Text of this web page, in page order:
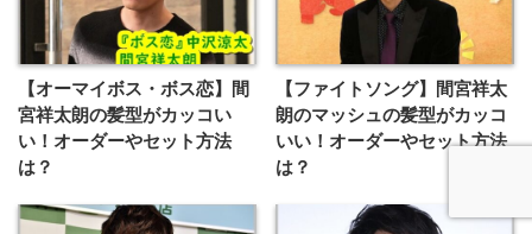
【オーマイボス・ボス恋】間
宮祥太朗の髪型がカッコい
い！オーダーやセット方法
は？
【ファイトソング】間宮祥太
朗のマッシュの髪型がカッコ
いい！オーダーやセット方法
は？